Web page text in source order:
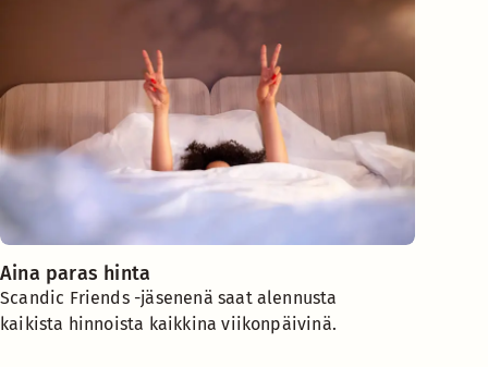
Aina paras hinta
Scandic Friends -jäsenenä saat alennusta
kaikista hinnoista kaikkina viikonpäivinä.